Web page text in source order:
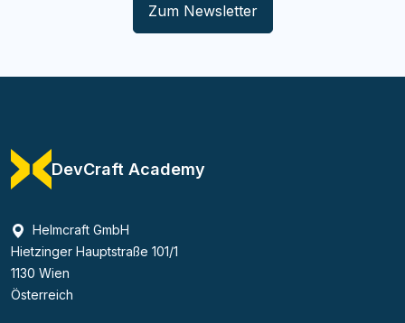
Zum Newsletter
DevCraft Academy
Helmcraft GmbH
Hietzinger Hauptstraße 101/1
1130 Wien
Österreich